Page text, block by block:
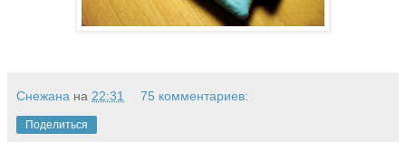
Снежана на 22:31 75 комментариев:
Поделиться